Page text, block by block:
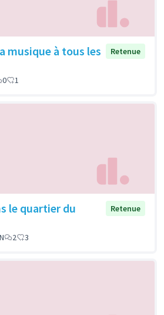
musique à tous les
Retenue
0 1
le quartier du
Retenue
2 3